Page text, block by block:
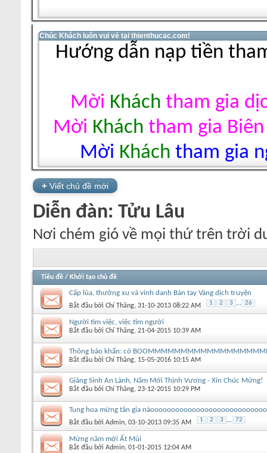
Chúc Khách luôn vui vẻ tại thienthucac.com!
Hướng dẫn nạp tiền
Mời Khách tham gia
Mời Khách tham gia
Mời Khách tham gia
+ Viết chủ đề mới
Diễn đàn: Tửu Lâu
Nơi chém gió về mọi thứ trên trời
Tiêu đề / Khởi tạo chủ đề
Cấp lúa, thưởng xu và vinh danh Bàn tay Vàng dịch truyện
Bắt đầu bởi Chí Thăng‎, 31-10-2013 08:22 AM 1 2 3 ... 26
Người tìm việc, việc tìm người
Bắt đầu bởi Chí Thăng‎, 21-04-2015 10:39 AM
Thông báo khẩn: có
Bắt đầu bởi Chí Thăng‎, 15-05-2016 10:15 AM
Giáng Sinh An Lành, Năm Mới Thịnh Vương - Xin Chúc Mừng!
Bắt đầu bởi Chí Thăng‎, 23-12-2015 10:29 PM
Tung hoa mừng tân gia
Bắt đầu bởi Admin‎, 03-10-2013 09:35 AM 1 2 3 ... 72
Mừng năm mới Ất Mùi
Bắt đầu bởi Admin‎, 01-01-2015 12:04 AM